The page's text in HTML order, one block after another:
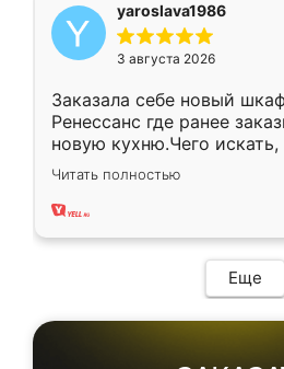
yaroslava1986
3 августа 2026
Заказала себе новый
Ренессанс где ранее
новую кухню.Чего
вполне довольна. Служит
два года, нареканий нет.
Читать полностью
Еще